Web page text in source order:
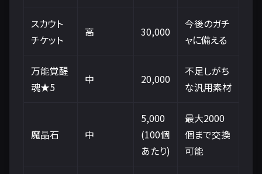
スカウト
チケット
高 30,000
今後のガチ
ャに備える
万能覚醒
魂★5
中 20,000
不足しがち
な汎用素材
魔晶石 中
5,000
(100個
あたり)
最大2000
個まで交換
可能